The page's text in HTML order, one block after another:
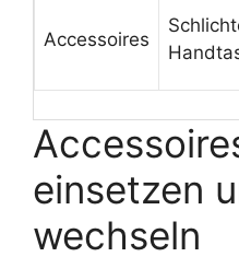
Accessoires
einsetzen
wechseln